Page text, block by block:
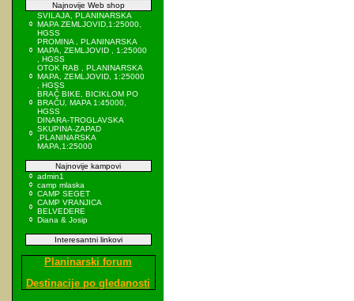
Najnovije Web shop
SVILAJA, PLANINARSKA
MAPA ZEMLJOVID,1:25000,
HGSS
PROMINA , PLANINARSKA
MAPA, ZEMLJOVID , 1:25000
, HGSS
OTOK RAB , PLANINARSKA
MAPA, ZEMLJOVID, 1:25000
, HGSS
BRAČ BIKE, BICIKLOM PO
BRAČU, MAPA 1:45000,
HGSS
DINARA-TROGLAVSKA
SKUPINA-ZAPAD
,PLANINARSKA
MAPA,1:25000
Najnovije kampovi
admin1
camp mlaska
CAMP SEGET
CAMP VRANJICA
BELVEDERE
Diana & Josip
Interesantni linkovi
Planinarski forum
Destinacije po gledanosti